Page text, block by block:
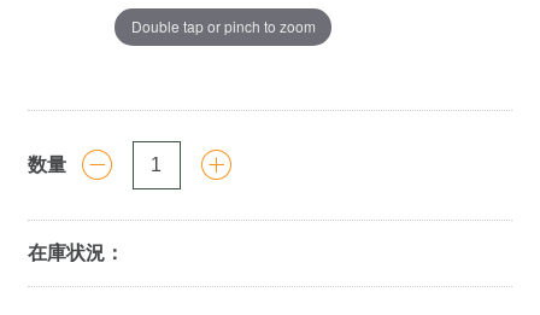
Double tap or pinch to zoom
goods/accessories/g/P130058.html
数量
在庫状況：